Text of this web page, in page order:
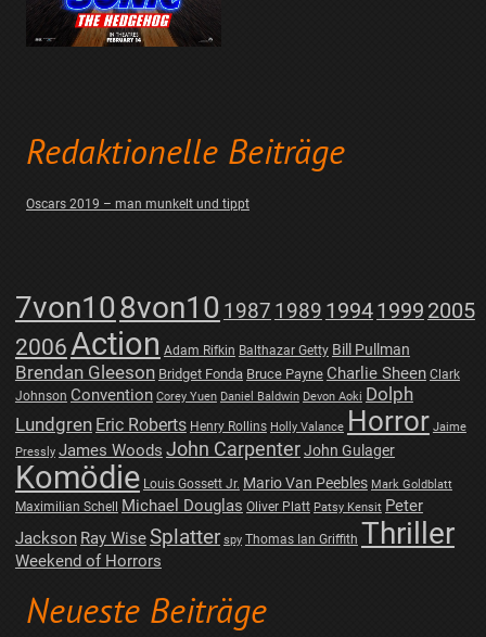
Redaktionelle Beiträge
Oscars 2019 – man munkelt und tippt
7von108von10 1987 1989 19941999 2005
2006Action Adam Rifkin Balthazar Getty Bill Pullman
Brendan Gleeson Bridget Fonda Bruce Payne Charlie Sheen Clark
Johnson Convention Corey Yuen Daniel Baldwin Devon Aoki Dolph
Lundgren Eric Roberts Henry Rollins Holly Valance Horror Jaime
Pressly James Woods John CarpenterJohn Gulager
Komödie Louis Gossett Jr. Mario Van Peebles Mark Goldblatt
Maximilian Schell Michael Douglas Oliver Platt Patsy Kensit Peter
Jackson Ray WiseSplatter spy Thomas Ian Griffith Thriller
Weekend of Horrors
Neueste Beiträge